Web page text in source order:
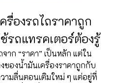
รื่องรถไถราคาถูก
รถแทรคเตอร์ต้องรู้
าก “ราคา” เป็นหลัก แต่ใน
ของน้ำมันเครื่องราคาถูกกับ
ามลื่นตอนเติมใหม่ ๆ แต่อยู่ที่